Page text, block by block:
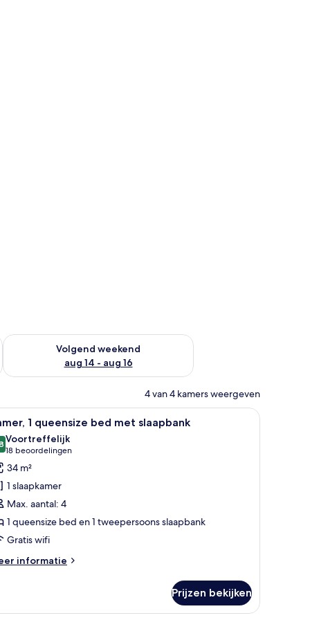
weekend aug 7 - aug 9
Volgend weekend
aug 14 - aug 16
De beschikbaarheid controleren voor volgend weekend aug
4 van 4 kamers weergeven
met lamp, een televisie en een raam met gordijnen.
Een moderne hotelkamer met een houten
4 1 queensize bed met slaapbank
van 10
Voortreffelijk
18 beoordelingen
(18
beoordelingen)
34 m²
1 slaapkamer
Max. aantal: 4
1 queensize bed en 1 tweepersoons slaapbank
Gratis wifi
informatie
Prijzen bekijken